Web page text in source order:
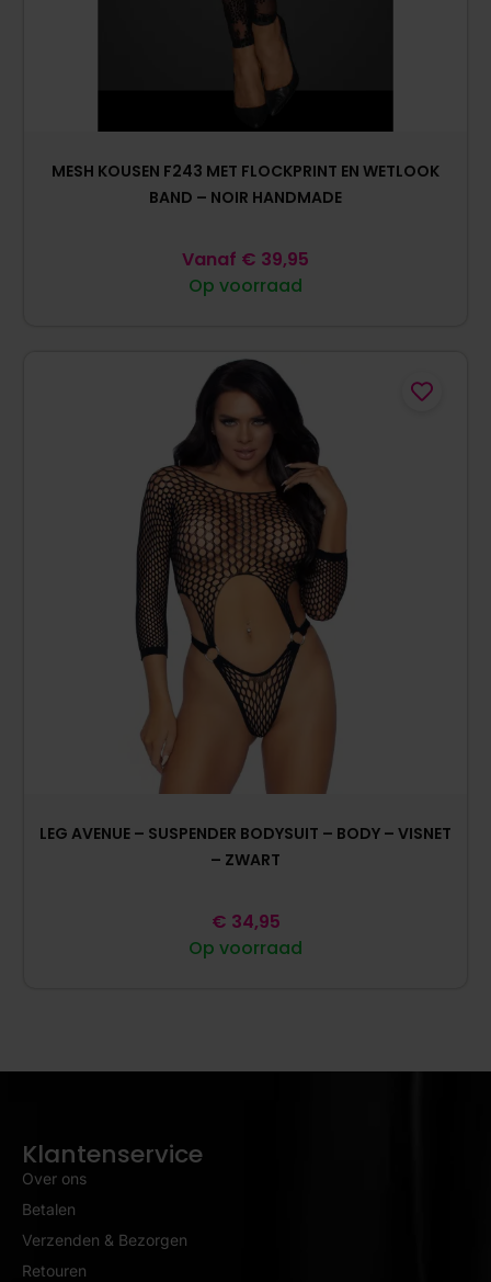
MESH KOUSEN F243 MET FLOCKPRINT EN WETLOOK
BAND – NOIR HANDMADE
Op voorraad
Vanaf € 39,95
LEG AVENUE – SUSPENDER BODYSUIT – BODY – VISNET
– ZWART
Op voorraad
€ 34,95
Klantenservice
Over ons
Betalen
Verzenden & Bezorgen
Retouren